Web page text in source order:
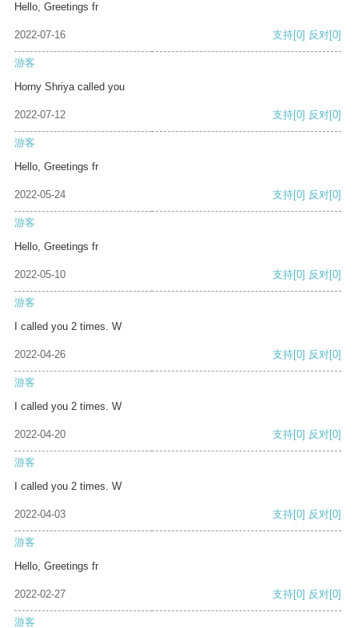
Hello, Greetings fr
2022-07-16 支持[0] 反对[0]
游客
Horny Shriya called you
2022-07-12 支持[0] 反对[0]
游客
Hello, Greetings fr
2022-05-24 支持[0] 反对[0]
游客
Hello, Greetings fr
2022-05-10 支持[0] 反对[0]
游客
I called you 2 times. W
2022-04-26 支持[0] 反对[0]
游客
I called you 2 times. W
2022-04-20 支持[0] 反对[0]
游客
I called you 2 times. W
2022-04-03 支持[0] 反对[0]
游客
Hello, Greetings fr
2022-02-27 支持[0] 反对[0]
游客